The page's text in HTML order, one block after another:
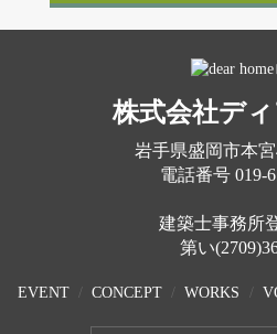
株式会社デ
岩手県盛岡市本宮
電話番号 019-
建築士事務所
第い
EVENT CONCEPT WORKS